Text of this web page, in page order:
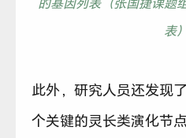
表）
此外，研究人员还发现
个关键的灵长类演化节